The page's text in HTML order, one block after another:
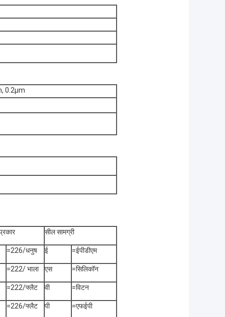
0.2μm
सील सामग्री
=226/धनुष ई =ईपीडीएम
=222/ भाला एस =सिलिकॉन
=222/फ्लैट वी =विटन
=226/फ्लैट पी =एफईपी